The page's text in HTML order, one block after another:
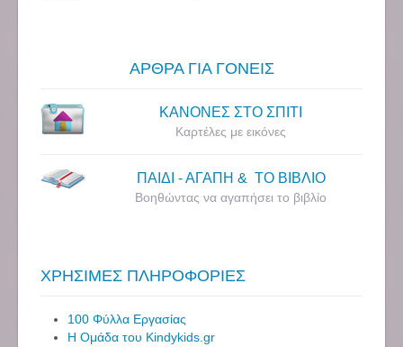
ΑΡΘΡΑ ΓΙΑ ΓΟΝΕΙΣ
ΚΑΝΟΝΕΣ ΣΤΟ ΣΠΙΤΙ
Καρτέλες με εικόνες
ΠΑΙΔΙ - ΑΓΑΠΗ & ΤΟ ΒΙΒΛΙΟ
Βοηθώντας να αγαπήσει το βιβλίο
ΧΡΗΣΙΜΕΣ ΠΛΗΡΟΦΟΡΙΕΣ
100 Φύλλα Εργασίας
Η Ομάδα του Kindykids.gr